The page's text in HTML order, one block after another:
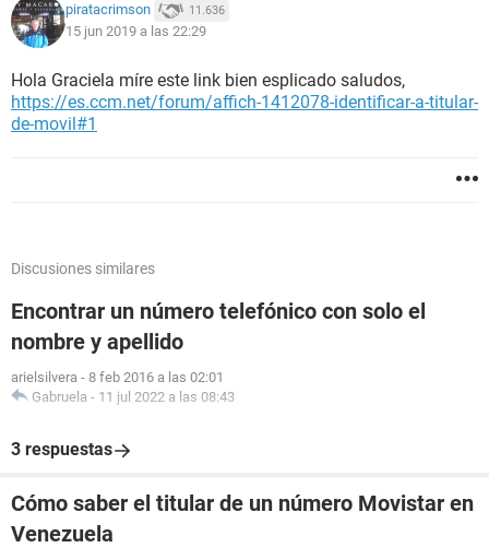
piratacrimson 11.636
15 jun 2019 a las 22:29
Hola Graciela míre este link bien esplicado saludos,
https://es.ccm.net/forum/affich-1412078-identificar-a-titular-
de-movil#1
Discusiones similares
Encontrar un número telefónico con solo el
nombre y apellido
arielsilvera - 8 feb 2016 a las 02:01
Gabruela - 11 jul 2022 a las 08:43
3 respuestas
Cómo saber el titular de un número Movistar en
Venezuela